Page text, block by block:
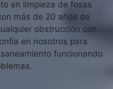
en limpieza de fosas
más de 20 años de
obstrucción con
en nosotros para
funcionando